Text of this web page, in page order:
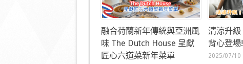
融合荷蘭新年傳統與亞洲風
味 The Dutch House 呈獻
匠心六道菜新年菜單
清涼升
背心登場!
2025/07/10